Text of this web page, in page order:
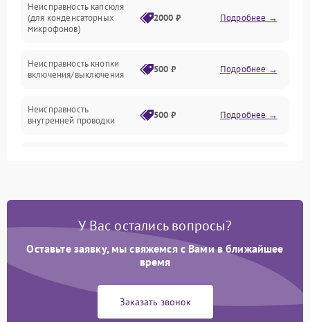
Аксессуары
Неисправность капсюля
(для конденсаторных
микрофонов)
2000 ₽ Подробнее →
Неисправность кнопки
включения/выключения
500 ₽ Подробнее →
Неисправность
внутренней проводки
500 ₽ Подробнее →
Поломка батарейного
микрофонов)
Неисправность антенны
микрофонов)
1000 ₽ Подробнее →
Неисправность модуля
У Вас остались вопросы?
Оставьте заявку, мы свяжемся с Вами в ближайшее
время
Заказать звонок